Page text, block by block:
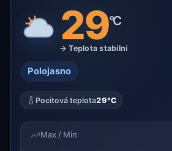
29°C
→ Teplota stabilní
Polojasno
Pocitová teplota29°C
Max / Min